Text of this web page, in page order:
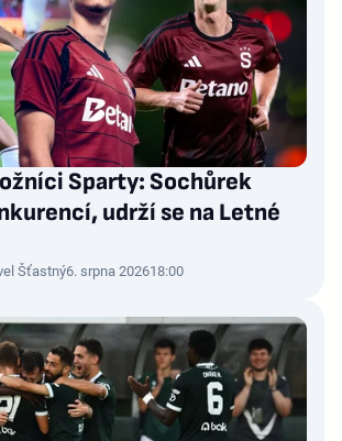
Sparty: Sochůrek
udrží se na Letné
Šťastný6. srpna 202618:00